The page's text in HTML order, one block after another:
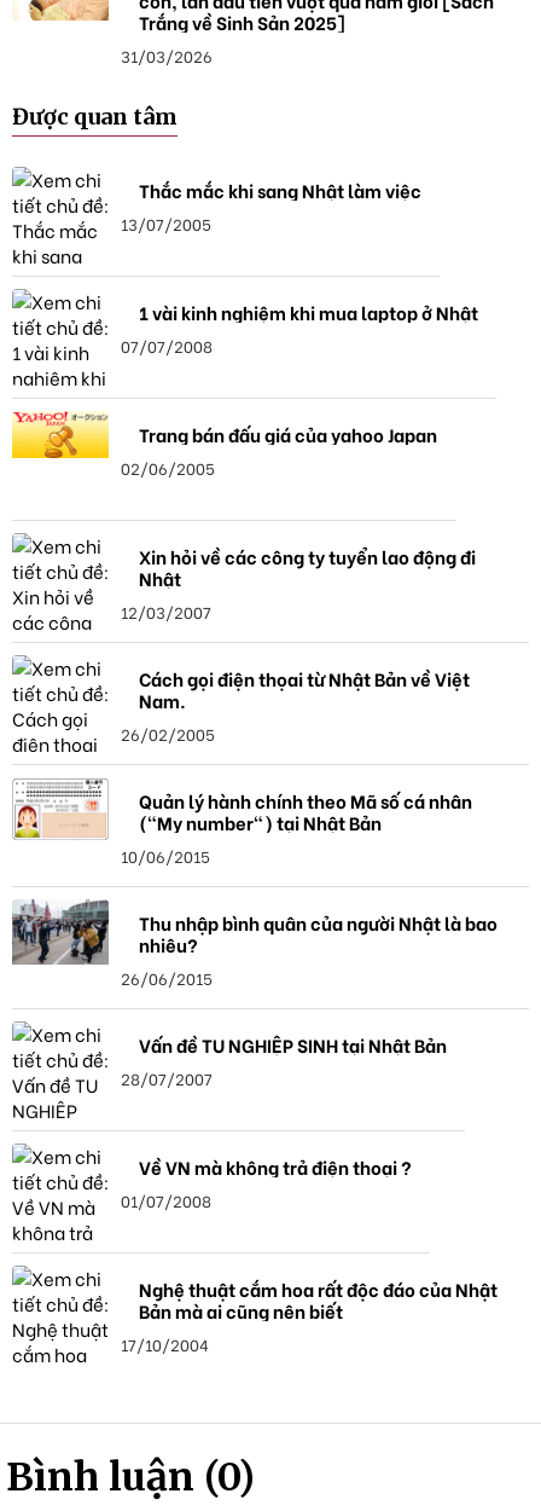
Trắng về Sinh Sản 2025]
31/03/2026
Được quan tâm
Thắc mắc khi sang Nhật làm việc
13/07/2005
1 vài kinh nghiệm khi mua laptop ở Nhật
07/07/2008
Trang bán đấu giá của yahoo Japan
02/06/2005
Xin hỏi về các công ty tuyển lao động đi
Nhật
12/03/2007
Cách gọi điện thọai từ Nhật Bản về Việt
Nam.
26/02/2005
Quản lý hành chính theo Mã số cá nhân
("My number") tại Nhật Bản
10/06/2015
Thu nhập bình quân của người Nhật là bao
nhiêu?
26/06/2015
Vấn đề TU NGHIỆP SINH tại Nhật Bản
28/07/2007
Về VN mà không trả điện thoại ?
01/07/2008
Nghệ thuật cắm hoa rất độc đáo của Nhật
Bản mà ai cũng nên biết
17/10/2004
Bình luận (0)